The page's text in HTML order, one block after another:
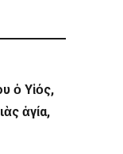
ὁ Υἱός,
ἁγία,